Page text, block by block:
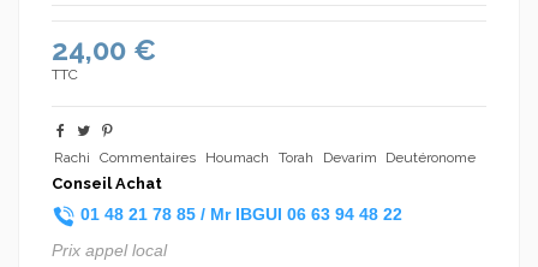
24,00 €
TTC
Rachi Commentaires Houmach Torah Devarim Deutéronome
Conseil Achat
01 48 21 78 85 / Mr IBGUI 06 63 94 48 22
Prix appel local